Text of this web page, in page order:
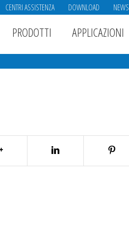
CENTRI ASSISTENZA DOWNLOAD NEWS
PRODOTTI APPLICAZIONI